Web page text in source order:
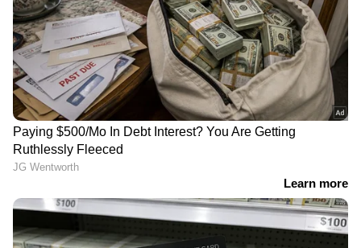
Related Articles
RECOMMENDED STORIES